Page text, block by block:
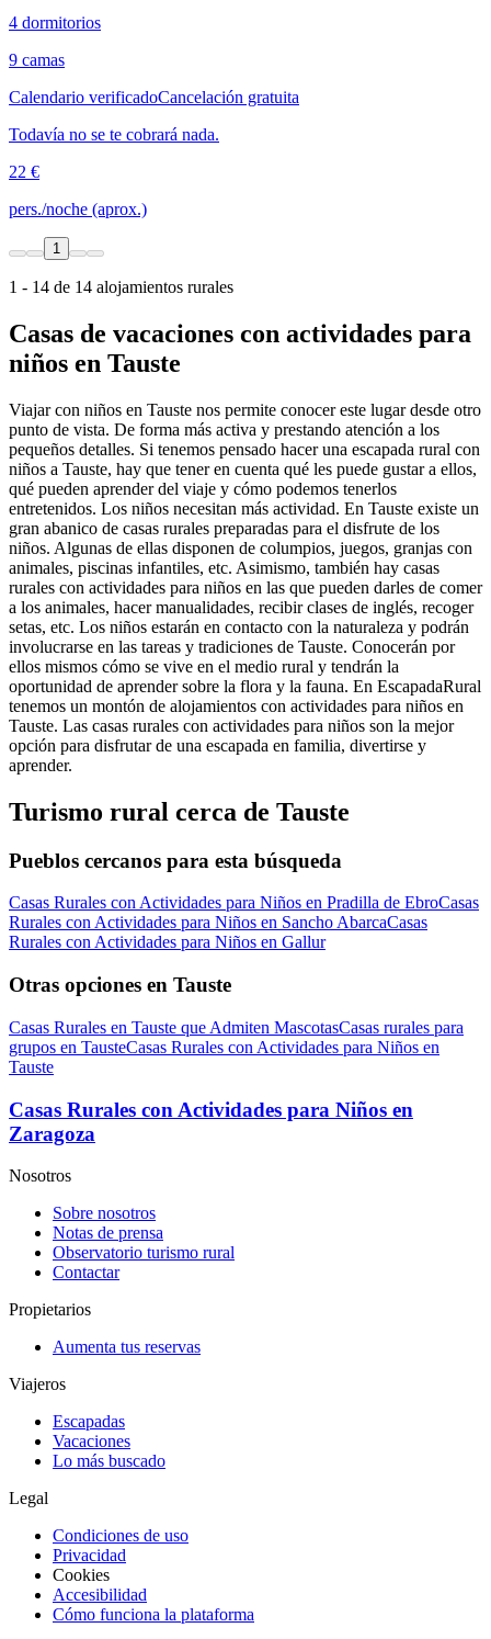
4 dormitorios
9 camas
Calendario verificadoCancelación gratuita
Todavía no se te cobrará nada.
22 €
pers./noche (aprox.)
1
1 - 14 de 14 alojamientos rurales
Casas de vacaciones con actividades para
niños en Tauste
Viajar con niños en Tauste nos permite conocer este lugar desde otro
punto de vista. De forma más activa y prestando atención a los
pequeños detalles. Si tenemos pensado hacer una escapada rural con
niños a Tauste, hay que tener en cuenta qué les puede gustar a ellos,
qué pueden aprender del viaje y cómo podemos tenerlos
entretenidos. Los niños necesitan más actividad. En Tauste existe un
gran abanico de casas rurales preparadas para el disfrute de los
niños. Algunas de ellas disponen de columpios, juegos, granjas con
animales, piscinas infantiles, etc. Asimismo, también hay casas
rurales con actividades para niños en las que pueden darles de comer
a los animales, hacer manualidades, recibir clases de inglés, recoger
setas, etc. Los niños estarán en contacto con la naturaleza y podrán
involucrarse en las tareas y tradiciones de Tauste. Conocerán por
ellos mismos cómo se vive en el medio rural y tendrán la
oportunidad de aprender sobre la flora y la fauna. En EscapadaRural
tenemos un montón de alojamientos con actividades para niños en
Tauste. Las casas rurales con actividades para niños son la mejor
opción para disfrutar de una escapada en familia, divertirse y
aprender.
Turismo rural cerca de Tauste
Pueblos cercanos para esta búsqueda
Casas Rurales con Actividades para Niños en Pradilla de EbroCasas
Rurales con Actividades para Niños en Sancho AbarcaCasas
Rurales con Actividades para Niños en Gallur
Otras opciones en Tauste
Casas Rurales en Tauste que Admiten MascotasCasas rurales para
grupos en TausteCasas Rurales con Actividades para Niños en
Tauste
Casas Rurales con Actividades para Niños en
Zaragoza
Nosotros
Sobre nosotros
Notas de prensa
Observatorio turismo rural
Contactar
Propietarios
Aumenta tus reservas
Viajeros
Escapadas
Vacaciones
Lo más buscado
Legal
Condiciones de uso
Privacidad
Cookies
Accesibilidad
Cómo funciona la plataforma